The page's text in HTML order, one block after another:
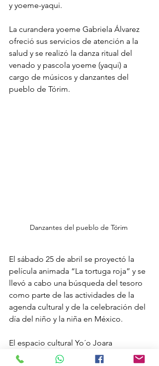
y yoeme-yaqui.
La curandera yoeme Gabriela Álvarez
ofreció sus servicios de atención a la
salud y se realizó la danza ritual del
venado y pascola yoeme (yaqui) a
cargo de músicos y danzantes del
pueblo de Tórim.
Danzantes del pueblo de Tórim
El sábado 25 de abril se proyectó la
película animada “La tortuga roja” y se
llevó a cabo una búsqueda del tesoro
como parte de las actividades de la
agenda cultural y de la celebración del
día del niño y la niña en México.
El espacio cultural Yo´o Joara
pertenece al Centro Cultural Cócorit A.